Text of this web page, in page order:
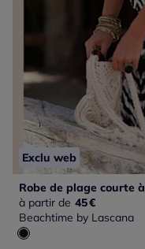
Exclu web
Robe de plage courte
à partir de 45€
Beachtime by Lascana